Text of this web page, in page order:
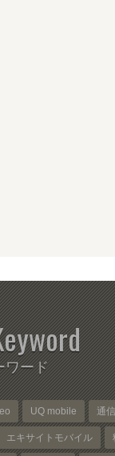
ワード
UQ mobile 通
エキサイトモバイル